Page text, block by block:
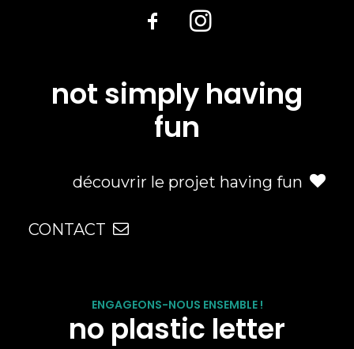
not simply having
fun
découvrir le projet having fun
CONTACT
ENGAGEONS-NOUS ENSEMBLE !
no plastic letter